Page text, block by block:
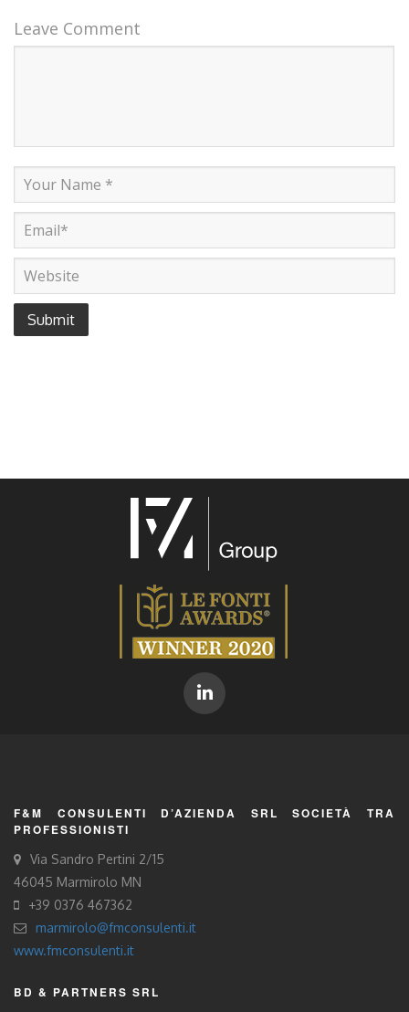
Leave Comment
F&M CONSULENTI D’AZIENDA SRL SOCIETÀ TRA
PROFESSIONISTI
Via Sandro Pertini 2/15
46045 Marmirolo MN
+39 0376 467362
marmirolo@fmconsulenti.it
www.fmconsulenti.it
BD & PARTNERS SRL